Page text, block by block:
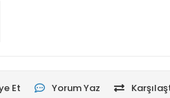
Et Yorum Yaz